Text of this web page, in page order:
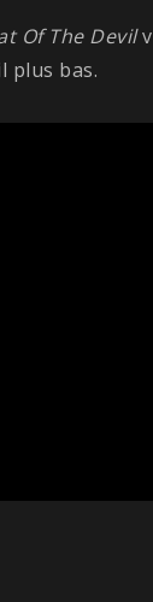
Of The Devil
plus bas.